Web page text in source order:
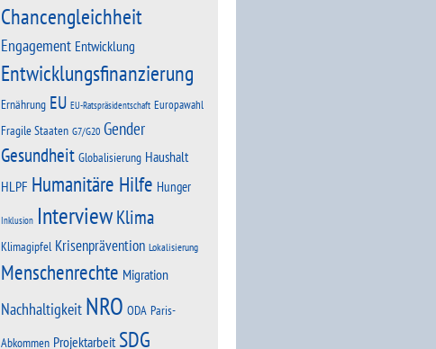
Chancengleichheit
Engagement Entwicklung
Entwicklungsfinanzierung
Ernährung EU EU-Ratspräsidentschaft Europawahl
Fragile Staaten G7/G20 Gender
Gesundheit Globalisierung Haushalt
HLPF Humanitäre Hilfe Hunger
Inklusion Interview Klima
Klimagipfel Krisenprävention Lokalisierung
Menschenrechte Migration
Nachhaltigkeit NRO ODA Paris-
Abkommen Projektarbeit SDG